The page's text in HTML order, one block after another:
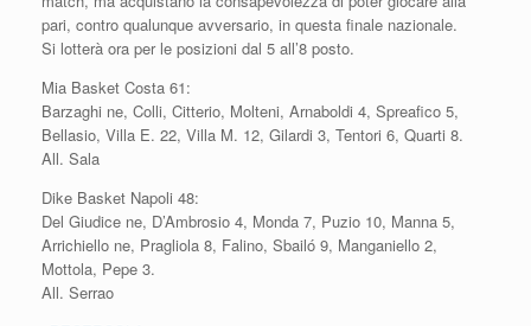
pari, contro qualunque avversario, in questa finale nazionale.
Si lotterà ora per le posizioni dal 5 all’8 posto.
Mia Basket Costa 61:
Barzaghi ne, Colli, Citterio, Molteni, Arnaboldi 4, Spreafico 5,
Bellasio, Villa E. 22, Villa M. 12, Gilardi 3, Tentori 6, Quarti 8.
All. Sala
Dike Basket Napoli 48:
Del Giudice ne, D’Ambrosio 4, Monda 7, Puzio 10, Manna 5,
Arrichiello ne, Pragliola 8, Falino, Sbailó 9, Manganiello 2,
Mottola, Pepe 3.
All. Serrao